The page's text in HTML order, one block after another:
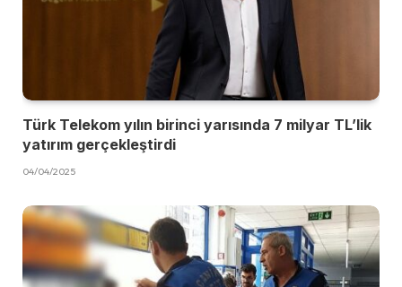
Türk Telekom yılın birinci yarısında 7 milyar TL’lik
yatırım gerçekleştirdi
04/04/2025